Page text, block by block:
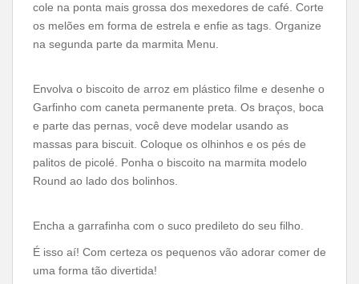
cole na ponta mais grossa dos mexedores de café. Corte
os melões em forma de estrela e enfie as tags. Organize
na segunda parte da marmita Menu.
Envolva o biscoito de arroz em plástico filme e desenhe o
Garfinho com caneta permanente preta. Os braços, boca
e parte das pernas, você deve modelar usando as
massas para biscuit. Coloque os olhinhos e os pés de
palitos de picolé. Ponha o biscoito na marmita modelo
Round ao lado dos bolinhos.
Encha a garrafinha com o suco predileto do seu filho.
É isso aí! Com certeza os pequenos vão adorar comer de
uma forma tão divertida!